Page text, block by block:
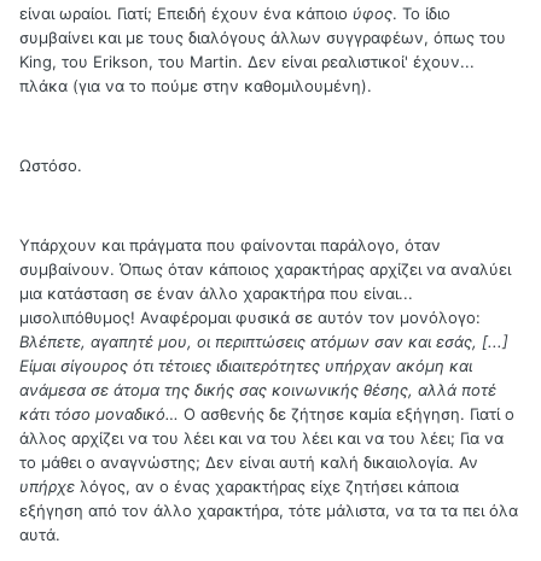
είναι ωραίοι. Γιατί; Επειδή έχουν ένα κάποιο ύφος. Το ίδιο
συμβαίνει και με τους διαλόγους άλλων συγγραφέων, όπως του
King, του Erikson, του Martin. Δεν είναι ρεαλιστικοί' έχουν...
πλάκα (για να το πούμε στην καθομιλουμένη).
Ωστόσο.
Υπάρχουν και πράγματα που φαίνονται παράλογο, όταν
συμβαίνουν. Όπως όταν κάποιος χαρακτήρας αρχίζει να αναλύει
μια κατάσταση σε έναν άλλο χαρακτήρα που είναι...
μισολιπόθυμος! Αναφέρομαι φυσικά σε αυτόν τον μονόλογο:
Βλέπετε, αγαπητέ μου, οι περιπτώσεις ατόμων σαν και εσάς, [...]
Είμαι σίγουρος ότι τέτοιες ιδιαιτερότητες υπήρχαν ακόμη και
ανάμεσα σε άτομα της δικής σας κοινωνικής θέσης, αλλά ποτέ
κάτι τόσο μοναδικό… Ο ασθενής δε ζήτησε καμία εξήγηση. Γιατί ο
άλλος αρχίζει να του λέει και να του λέει και να του λέει; Για να
το μάθει ο αναγνώστης; Δεν είναι αυτή καλή δικαιολογία. Αν
υπήρχε λόγος, αν ο ένας χαρακτήρας είχε ζητήσει κάποια
εξήγηση από τον άλλο χαρακτήρα, τότε μάλιστα, να τα τα πει όλα
αυτά.